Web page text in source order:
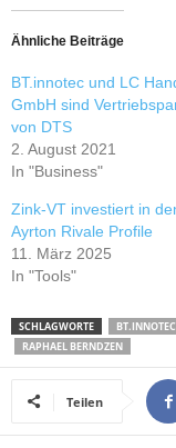
Ähnliche Beiträge
BT.innotec und LC
GmbH sind
von DTS
2. August 2021
In "Business"
Zink-VT investiert in
Ayrton Rivale Profile
11. März 2025
In "Tools"
SCHLAGWORTE BT.INNOTEC
RAPHAEL BERNDZEN
Teilen